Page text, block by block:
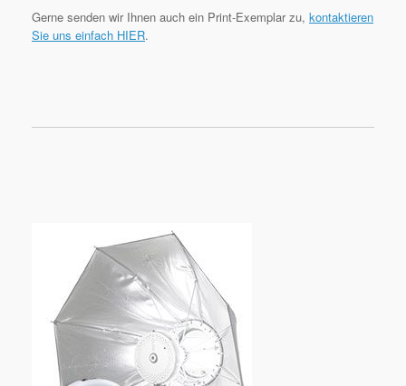
Gerne senden wir Ihnen auch ein Print-Exemplar zu, kontaktieren
Sie uns einfach HIER.